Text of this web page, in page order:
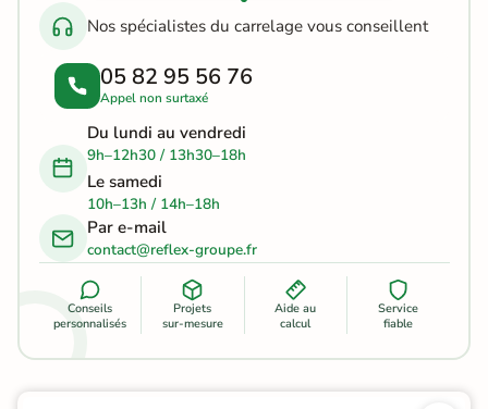
Nos spécialistes du carrelage vous conseillent
05 82 95 56 76
Appel non surtaxé
Du lundi au vendredi
9h–12h30 / 13h30–18h
Le samedi
10h–13h / 14h–18h
Par e-mail
contact@reflex-groupe.fr
Conseils
personnalisés
Projets
sur-mesure
Aide au
calcul
Service
fiable